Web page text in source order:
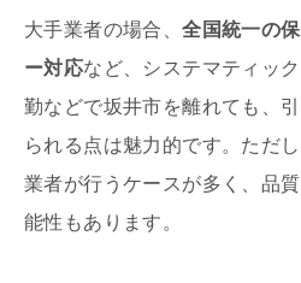
大手業者の場合、全国統一の
ー対応など、システマティッ
勤などで坂井市を離れても、
られる点は魅力的です。ただ
業者が行うケースが多く、品
能性もあります。